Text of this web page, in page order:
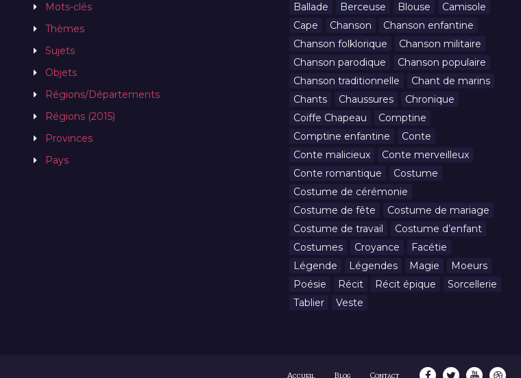
Mots-clés
Thèmes
Sujets
Objets
Régions/Départements
Régions (2015)
Provinces
Pays
Ballade Berceuse Blouse
Camisole
Cape
Chanson
Chanson enfantine
Chanson folklorique
Chanson militaire
Chanson parodique
Chanson populaire
Chanson traditionnelle
Chant de marins
Chants
Chaussures
Chronique
Coiffe Chapeau
Comptine
Comptine enfantine
Conte
Conte malicieux
Conte merveilleux
Conte romantique
Costume
Costume de cérémonie
Costume de fête
Costume de mariage
Costume de travail
Costume d’enfant
Costumes
Croyance
Facétie
Légende
Légendes Magie
Moeurs
Poésie
Récit Récit épique
Sorcellerie
Tablier
Veste
Accueil Blog Contact